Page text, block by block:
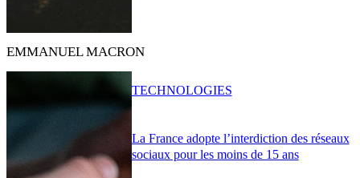
EMMANUEL MACRON
La France adopte l’interdiction des réseaux
sociaux pour les moins de 15 ans
TECHNOLOGIES